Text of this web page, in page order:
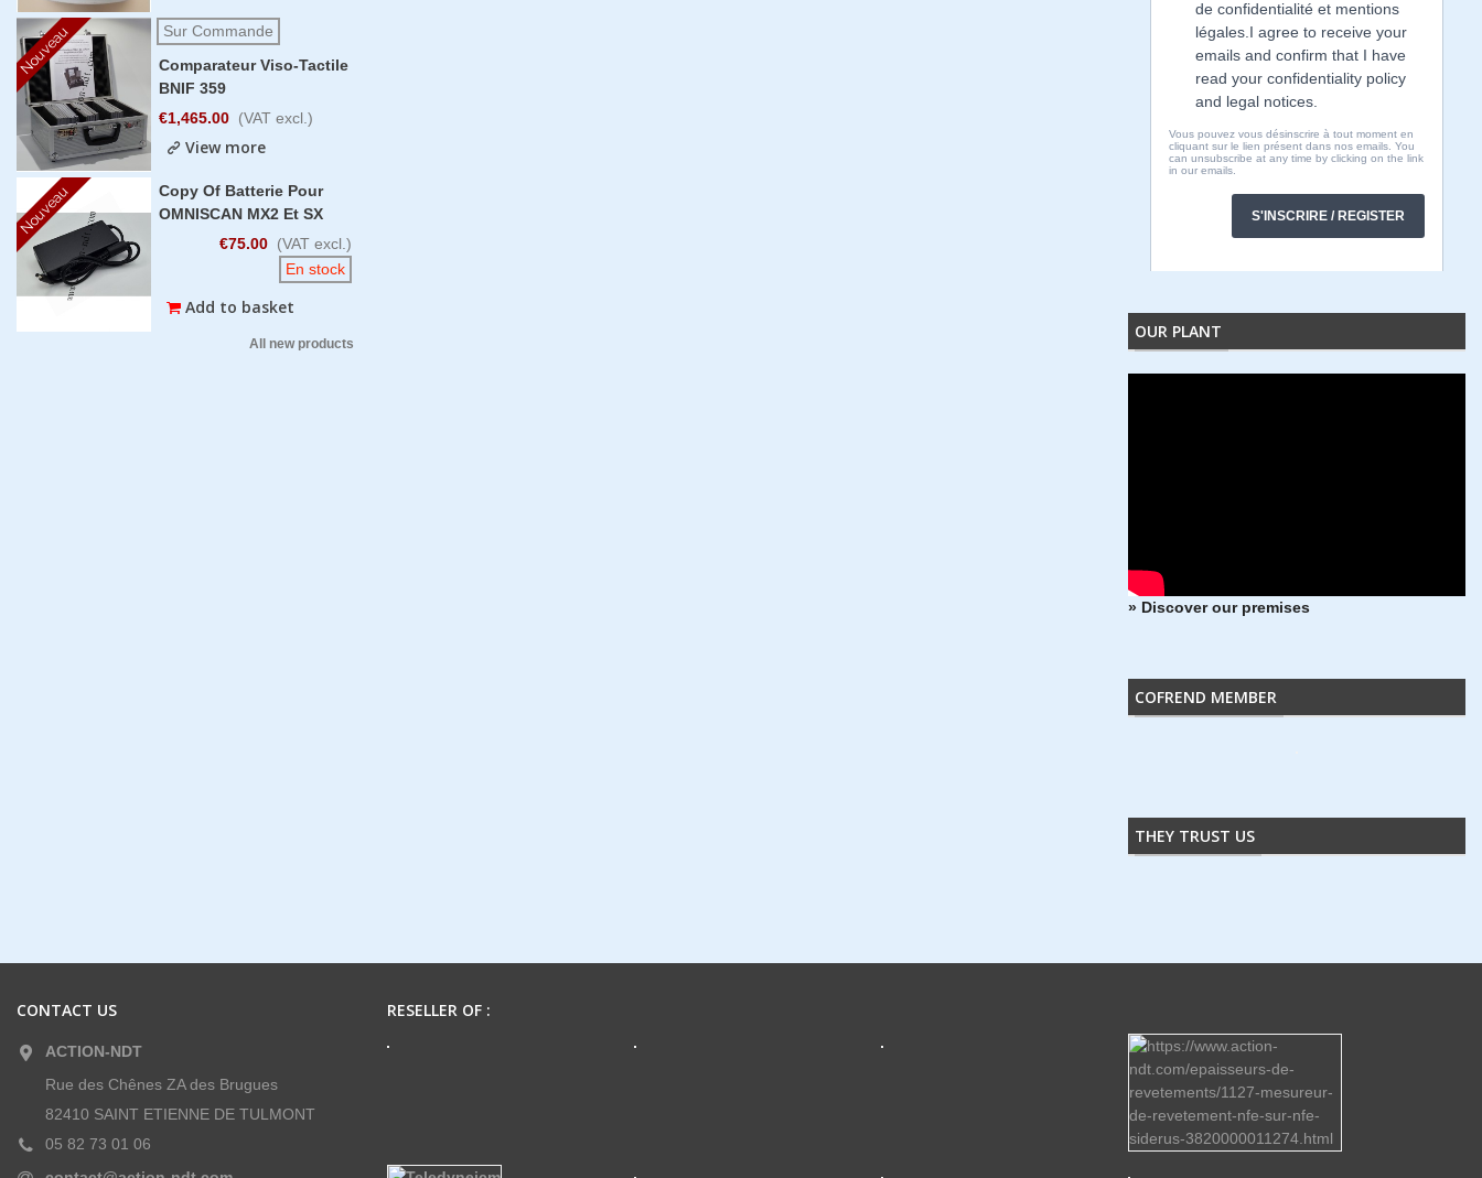
Nouveau
Sur Commande
Comparateur Viso-Tactile
BNIF 359
€1,465.00 (VAT excl.)
View more
Nouveau
Copy Of Batterie Pour
OMNISCAN MX2 Et SX
€75.00 (VAT excl.)
En stock
Add to basket
All new products
OUR PLANT
» Discover our premises
COFREND MEMBER
THEY TRUST US
CONTACT US
ACTION-NDT
Rue des Chênes ZA des Brugues
82410 SAINT ETIENNE DE TULMONT
05 82 73 01 06
RESELLER OF :